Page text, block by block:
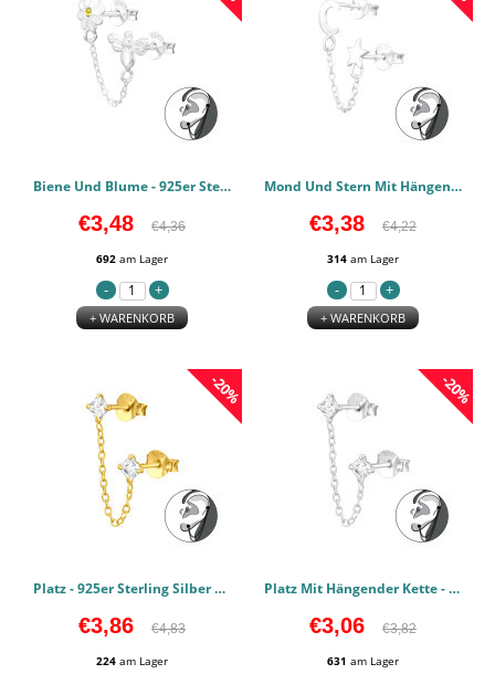
Biene Und Blume - 925er Sterling Silber Ear Jackets & Connector Earrings (PCS) PCJW44755
€3,48 €4,36
692 am Lager
+ WARENKORB
Mond Und Stern Mit Hängender Kette - 925er Sterling Silber Ear Jackets & Connector Earrings (PCS) PCJW44753
€3,38 €4,22
314 am Lager
+ WARENKORB
-20%
Platz - 925er Sterling Silber Ear Jackets & Connector Earrings (PCS) PCJW44733
€3,86 €4,83
224 am Lager
-20%
Platz Mit Hängender Kette - 925er Sterling Silber Ear Jackets & Connector Earrings (PCS) PCJW44730
€3,06 €3,82
631 am Lager